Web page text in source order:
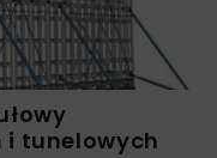
tunelowych